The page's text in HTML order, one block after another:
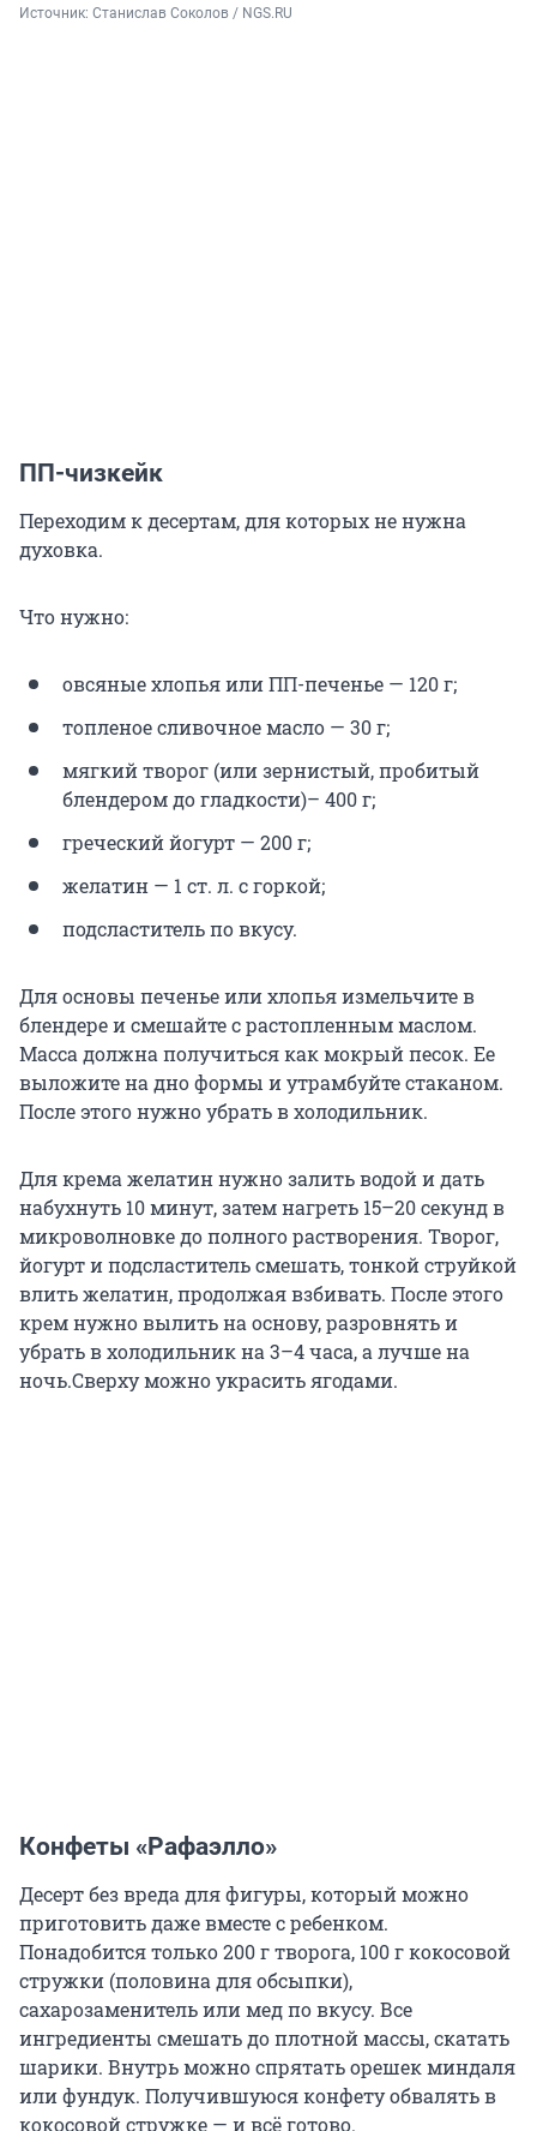
Источник: Станислав Соколов / NGS.RU
ПП-чизкейк
Переходим к десертам, для которых не нужна
духовка.
Что нужно:
овсяные хлопья или ПП-печенье — 120 г;
топленое сливочное масло — 30 г;
мягкий творог (или зернистый, пробитый
блендером до гладкости)– 400 г;
греческий йогурт — 200 г;
желатин — 1 ст. л. с горкой;
подсластитель по вкусу.
Для основы печенье или хлопья измельчите в
блендере и смешайте с растопленным маслом.
Масса должна получиться как мокрый песок. Ее
выложите на дно формы и утрамбуйте стаканом.
После этого нужно убрать в холодильник.
Для крема желатин нужно залить водой и дать
набухнуть 10 минут, затем нагреть 15–20 секунд в
микроволновке до полного растворения. Творог,
йогурт и подсластитель смешать, тонкой струйкой
влить желатин, продолжая взбивать. После этого
крем нужно вылить на основу, разровнять и
убрать в холодильник на 3–4 часа, а лучше на
ночь.Сверху можно украсить ягодами.
Конфеты «Рафаэлло»
Десерт без вреда для фигуры, который можно
приготовить даже вместе с ребенком.
Понадобится только 200 г творога, 100 г кокосовой
стружки (половина для обсыпки),
сахарозаменитель или мед по вкусу. Все
ингредиенты смешать до плотной массы, скатать
шарики. Внутрь можно спрятать орешек миндаля
или фундук. Получившуюся конфету обвалять в
кокосовой стружке — и всё готово.